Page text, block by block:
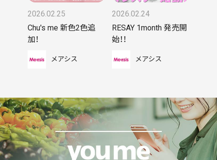
2026.02.25
Chu's me 新色2色追
加！
メアシス
2026.02.24
RESAY 1month 発売開
始！！
メアシス